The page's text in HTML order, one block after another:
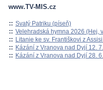
www.TV-MIS.cz
:: Svatý Patriku (píseň)
:: Velehradská hymna 2026 (Hej,
:: Litanie ke sv. Františkovi z
:: Kázání z Vranova nad Dyjí 12.
:: Kázání z Vranova nad Dyjí 28.